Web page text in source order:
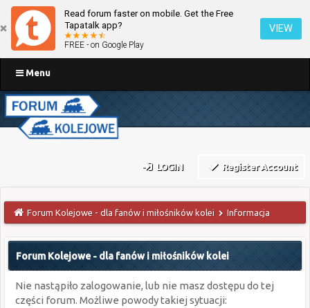
Read forum faster on mobile. Get the Free
Tapatalk app?
FREE - on Google Play
VIEW
Menu
LOGIN Register Account
Forum Kolejowe - dla fanów i miłośników kolei Informacja
Forum Kolejowe - dla fanów i miłośników kolei
Nie nastąpiło zalogowanie, lub nie masz dostępu do tej
części forum. Możliwe powody takiej sytuacji: